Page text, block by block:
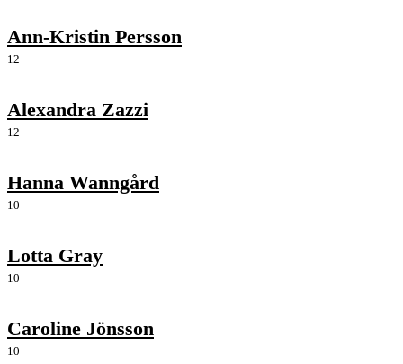
Ann-Kristin Persson
12
Alexandra Zazzi
12
Hanna Wanngård
10
Lotta Gray
10
Caroline Jönsson
10